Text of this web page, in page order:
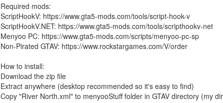
Required mods:
ScriptHookV: https://www.gta5-mods.com/tools/script-hook-v
ScriptHookV.NET: https://www.gta5-mods.com/tools/scripthookv-net
Menyoo PC: https://www.gta5-mods.com/scripts/menyoo-pc-sp
Non-Pirated GTAV: https://www.rockstargames.com/V/order
How to install:
Download the zip file
Extract anywhere (desktop recommended so it's easy to find)
Copy "River North.xml" to menyooStuff folder in GTAV directory (my